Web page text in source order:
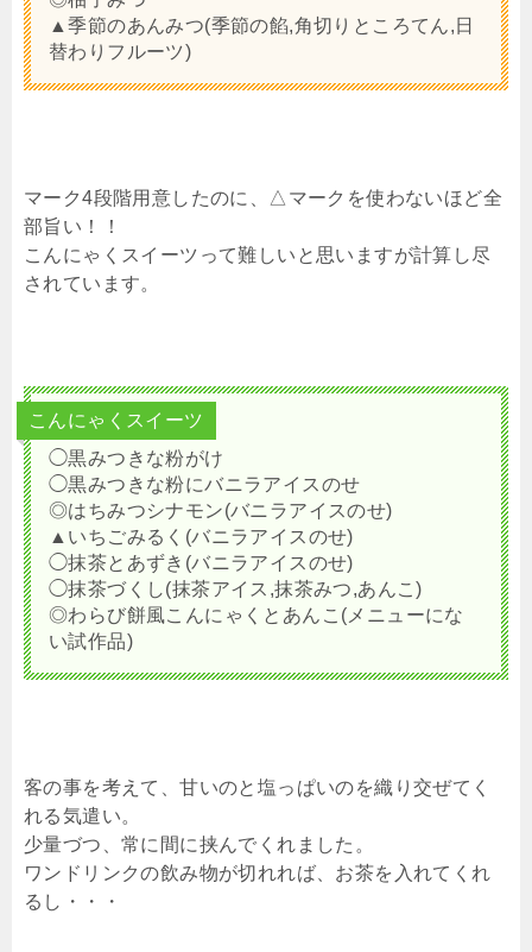
▲季節のあんみつ(季節の餡,角切りところてん,日
替わりフルーツ)
マーク4段階用意したのに、△マークを使わないほど全
部旨い！！
こんにゃくスイーツって難しいと思いますが計算し尽
されています。
こんにゃくスイーツ
◯黒みつきな粉がけ
◯黒みつきな粉にバニラアイスのせ
◎はちみつシナモン(バニラアイスのせ)
▲いちごみるく(バニラアイスのせ)
◯抹茶とあずき(バニラアイスのせ)
◯抹茶づくし(抹茶アイス,抹茶みつ,あんこ)
◎わらび餅風こんにゃくとあんこ(メニューにな
い試作品)
客の事を考えて、甘いのと塩っぱいのを織り交ぜてく
れる気遣い。
少量づつ、常に間に挟んでくれました。
ワンドリンクの飲み物が切れれば、お茶を入れてくれ
るし・・・